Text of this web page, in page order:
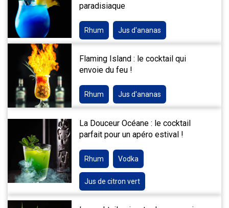
paradisiaque
Rhum Jus d'ananas
Flaming Island : le cocktail qui
envoie du feu !
Rhum Jus d'ananas
La Douceur Océane : le cocktail
parfait pour un apéro estival !
Rhum Vodka
Jus de citron vert